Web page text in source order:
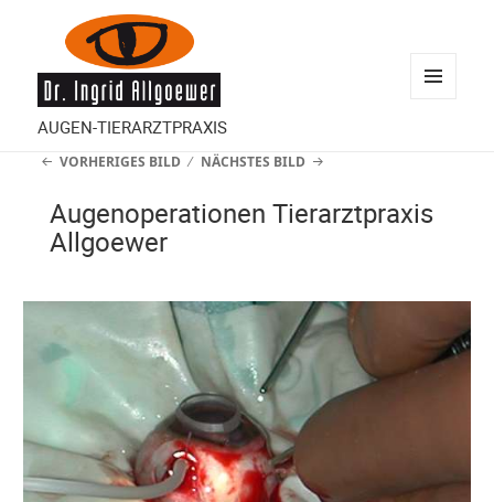
AUGEN-TIERARZTPRAXIS
VORHERIGES BILD NÄCHSTES BILD
Augenoperationen Tierarztpraxis
Allgoewer